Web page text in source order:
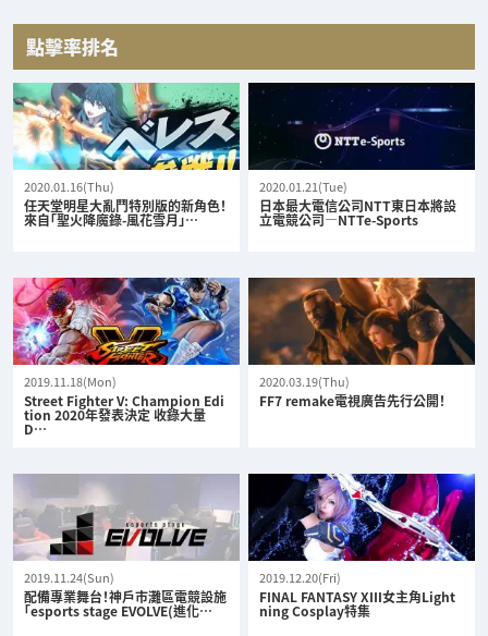
點擊率排名
2020.01.16(Thu)
任天堂明星大亂鬥特別版的新角色！
來自「聖火降魔錄-風花雪月」…
2020.01.21(Tue)
日本最大電信公司NTT東日本將設
立電競公司—NTTe-Sports
2019.11.18(Mon)
Street Fighter V: Champion Edi
tion 2020年發表決定 收錄大量
D…
2020.03.19(Thu)
FF7 remake電視廣告先行公開！
2019.11.24(Sun)
配備專業舞台！神戶市灘區電競設施
「esports stage EVOLVE(進化…
2019.12.20(Fri)
FINAL FANTASY XIII女主角Light
ning Cosplay特集